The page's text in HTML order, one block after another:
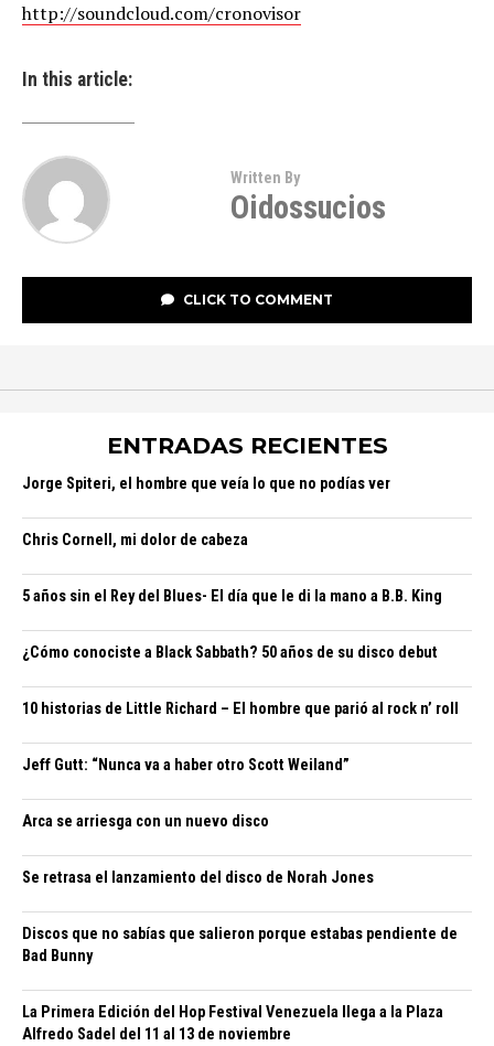
http://soundcloud.com/cronovisor
In this article:
Written By
Oidossucios
CLICK TO COMMENT
ENTRADAS RECIENTES
Jorge Spiteri, el hombre que veía lo que no podías ver
Chris Cornell, mi dolor de cabeza
5 años sin el Rey del Blues- El día que le di la mano a B.B. King
¿Cómo conociste a Black Sabbath? 50 años de su disco debut
10 historias de Little Richard – El hombre que parió al rock n’ roll
Jeff Gutt: “Nunca va a haber otro Scott Weiland”
Arca se arriesga con un nuevo disco
Se retrasa el lanzamiento del disco de Norah Jones
Discos que no sabías que salieron porque estabas pendiente de
Bad Bunny
La Primera Edición del Hop Festival Venezuela llega a la Plaza
Alfredo Sadel del 11 al 13 de noviembre